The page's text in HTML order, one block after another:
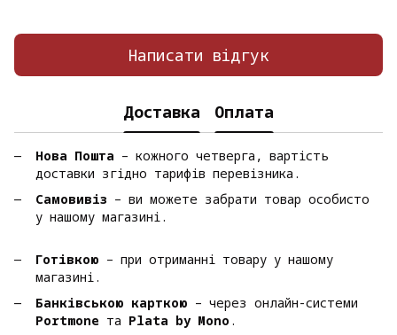
Написати відгук
Доставка Оплата
Нова Пошта – кожного четверга, вартість
доставки згідно тарифів перевізника.
Самовивіз – ви можете забрати товар особисто
у нашому магазині.
Готівкою – при отриманні товару у нашому
магазині.
Банківською карткою – через онлайн-системи
Portmone та Plata by Mono .